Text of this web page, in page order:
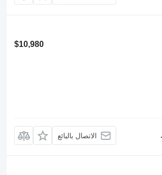
$10,980
الاتصال بالبائع